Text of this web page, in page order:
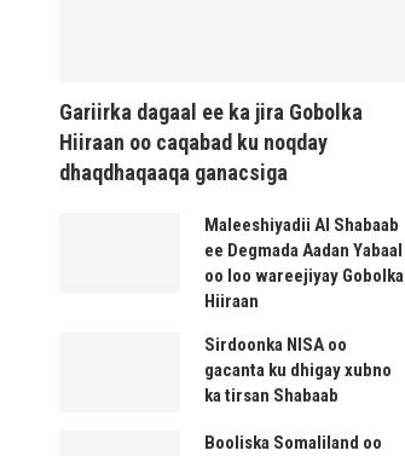
Gariirka dagaal ee ka jira Gobolka
Hiiraan oo caqabad ku noqday
dhaqdhaqaaqa ganacsiga
Maleeshiyadii Al Shabaab
ee Degmada Aadan Yabaal
oo loo wareejiyay Gobolka
Hiiraan
Sirdoonka NISA oo
gacanta ku dhigay xubno
ka tirsan Shabaab
Booliska Somaliland oo